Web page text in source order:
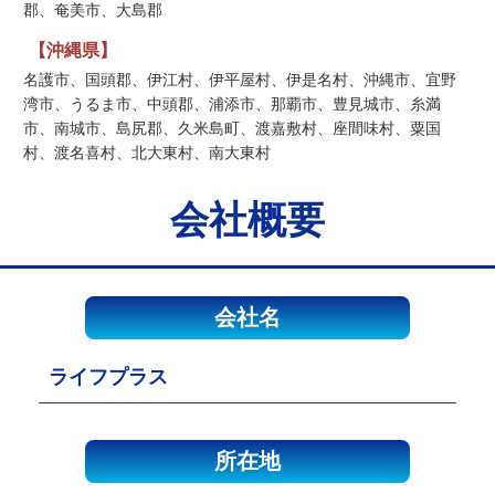
郡、奄美市、大島郡
【沖縄県】
名護市、国頭郡、伊江村、伊平屋村、伊是名村、沖縄市、宜野
湾市、うるま市、中頭郡、浦添市、那覇市、豊見城市、糸満
市、南城市、島尻郡、久米島町、渡嘉敷村、座間味村、粟国
村、渡名喜村、北大東村、南大東村
会社概要
会社名
ライフプラス
所在地